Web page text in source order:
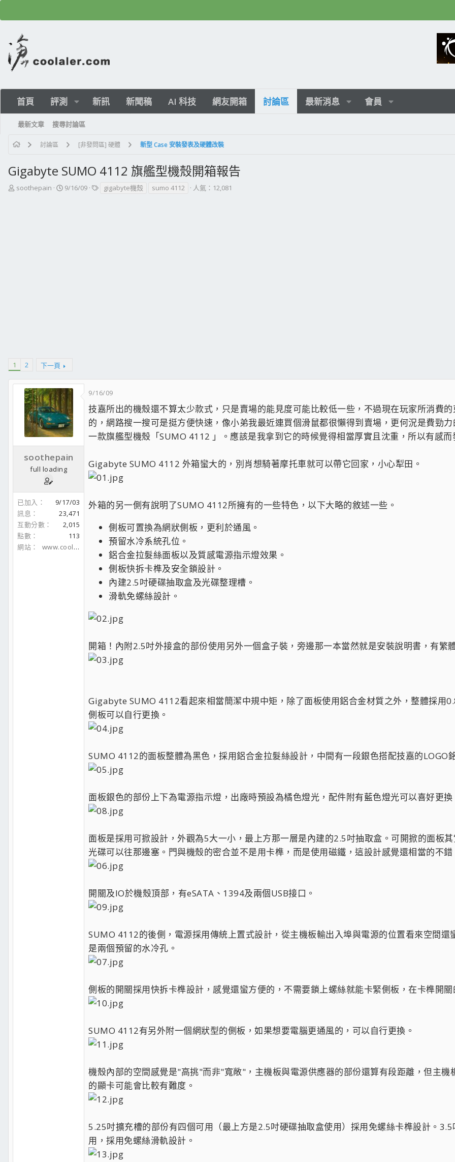
首頁 評測 新訊 新聞稿 AI 科技 網友開箱 討論區 最新消息 會員
最新文章 搜尋討論區
討論區 [非發問區] 硬體 新型 Case 安裝發表及硬體改裝
Gigabyte SUMO 4112 旗艦型機殼開箱報告
主
soothepain
開
9/16/09
標gigabyte機殼 sumo 4112 人氣：12,081
1 2 下一頁
soothepain
full loading
已加入
9/17/03
訊息
23,471
互動分數
2,015
點數
113
網站
www.coolaler.com
9/16/09
技嘉所出的機殼還不算太少款式，只是賣場的能見度可能比較低一些，不過現在玩家所消費
的，網路搜一搜可是挺方便快速，像小弟我最近連買個滑鼠都很懶得到賣場，更何況是費勁
一款旗艦型機殼「SUMO 4112 」。應該是我拿到它的時候覺得相當厚實且沈重，所以有感而
Gigabyte SUMO 4112 外箱蠻大的，別肖想騎著摩托車就可以帶它回家，小心犁田。
外箱的另一側有說明了SUMO 4112所擁有的一些特色，以下大略的敘述一些。
側板可置換為網狀側板，更利於通風。
預留水冷系統孔位。
鋁合金拉髮絲面板以及質感電源指示燈效果。
側板快拆卡榫及安全鎖設計。
內建2.5吋硬碟抽取盒及光碟整理槽。
滑軌免螺絲設計。
開箱！內附2.5吋外接盒的部份使用另外一個盒子裝，旁邊那一本當然就是安裝說明書，有繁
Gigabyte SUMO 4112看起來相當簡潔中規中矩，除了面板使用鋁合金材質之外，整體採用
側板可以自行更換。
SUMO 4112的面板整體為黑色，採用鋁合金拉髮絲設計，中間有一段銀色搭配技嘉的LOGO
面板銀色的部份上下為電源指示燈，出廠時預設為橘色燈光，配件附有藍色燈光可以喜好更換
面板是採用可掀設計，外觀為5大一小，最上方那一層是內建的2.5吋抽取盒。可開掀的面板
光碟可以往那邊塞。門與機殼的密合並不是用卡榫，而是使用磁鐵，這設計感覺還相當的不
開關及IO於機殼頂部，有eSATA、1394及兩個USB接口。
SUMO 4112的後側，電源採用傳統上置式設計，從主機板輸出入埠與電源的位置看來空間
是兩個預留的水冷孔。
側板的開關採用快拆卡榫設計，感覺還蠻方便的，不需要鎖上螺絲就能卡緊側板，在卡榫開
SUMO 4112有另外附一個網狀型的側板，如果想要電腦更通風的，可以自行更換。
機殼內部的空間感覺是"高挑"而非"寬敞"，主機板與電源供應器的部份還算有段距離，但主
的顯卡可能會比較有難度。
5.25吋擴充槽的部份有四個可用（最上方是2.5吋硬碟抽取盒使用）採用免螺絲卡榫設計。
用，採用免螺絲滑軌設計。